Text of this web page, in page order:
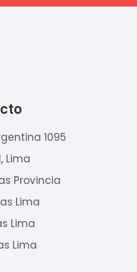
1095
Lima
Provincia
Lima
Lima
Lima